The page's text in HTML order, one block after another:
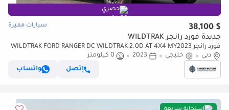
حصري
$ 38,100 سيارات مميزة
جديدة فورد رانجر WILDTRAK
فورد رانجر WILDTRAK FORD RANGER DC WILDTRAK 2.0D AT 4X4 MY2023
– BLACK
دبي خليجي 2023
0 كيلومتر
إتصل
واتساب